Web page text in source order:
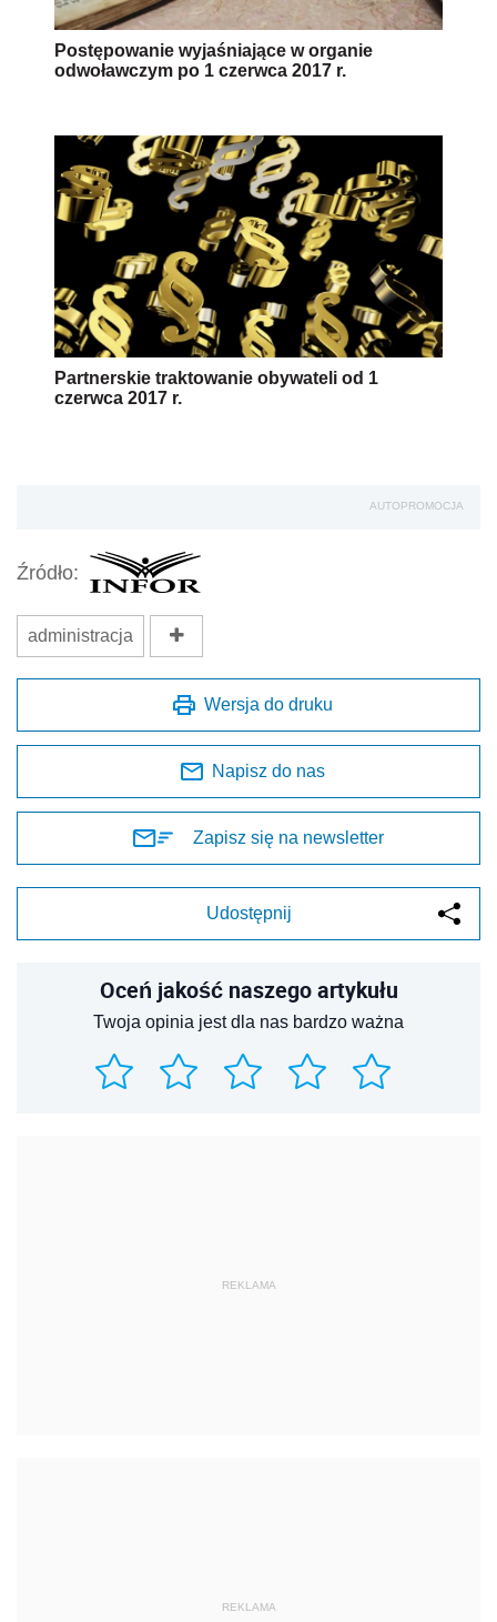
Postępowanie wyjaśniające w organie
odwoławczym po 1 czerwca 2017 r.
Partnerskie traktowanie obywateli od 1
czerwca 2017 r.
AUTOPROMOCJA
Źródło:
administracja
Wersja do druku
Napisz do nas
Zapisz się na newsletter
Udostępnij
Oceń jakość naszego artykułu
Twoja opinia jest dla nas bardzo ważna
REKLAMA
REKLAMA